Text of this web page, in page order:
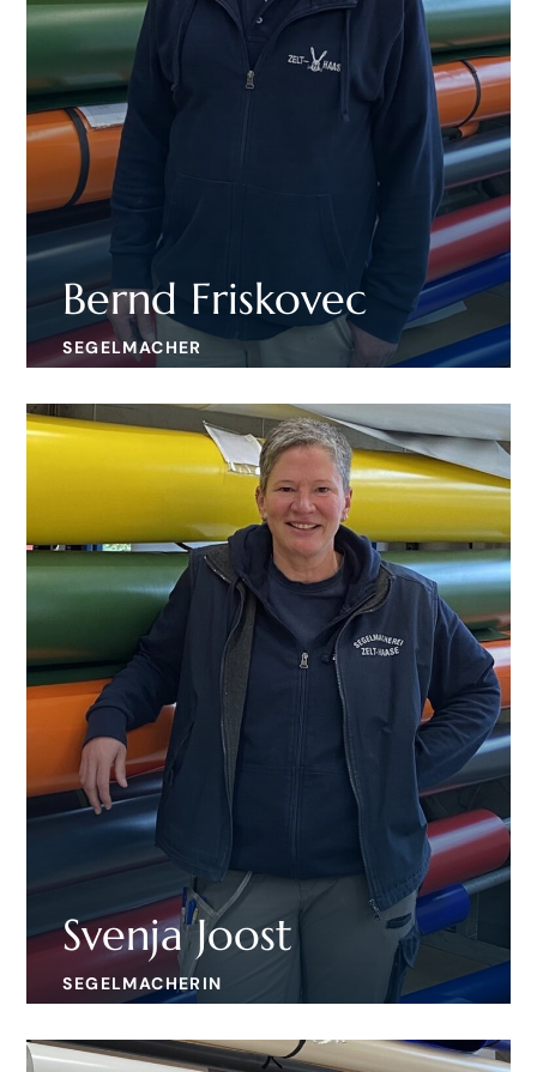
Bernd Friskovec
SEGELMACHER
Svenja Joost
SEGELMACHERIN